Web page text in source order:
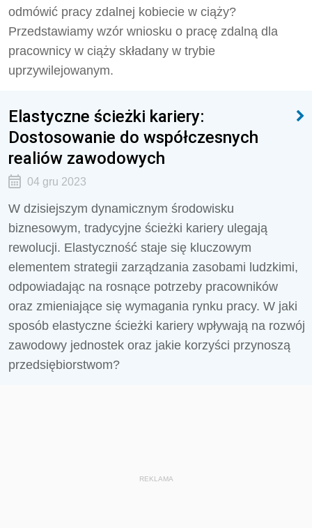
odmówić pracy zdalnej kobiecie w ciąży?
Przedstawiamy wzór wniosku o pracę zdalną dla
pracownicy w ciąży składany w trybie
uprzywilejowanym.
Elastyczne ścieżki kariery:
Dostosowanie do współczesnych
realiów zawodowych
04 gru 2023
W dzisiejszym dynamicznym środowisku
biznesowym, tradycyjne ścieżki kariery ulegają
rewolucji. Elastyczność staje się kluczowym
elementem strategii zarządzania zasobami ludzkimi,
odpowiadając na rosnące potrzeby pracowników
oraz zmieniające się wymagania rynku pracy. W jaki
sposób elastyczne ścieżki kariery wpływają na rozwój
zawodowy jednostek oraz jakie korzyści przynoszą
przedsiębiorstwom?
REKLAMA